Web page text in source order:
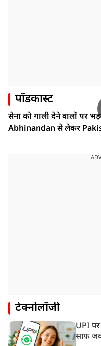
पॉडकास्ट
सेना को गाली देने वालों पर
Abhinandan से लेकर
टेक्नोलॉजी
UPI पर
साफ